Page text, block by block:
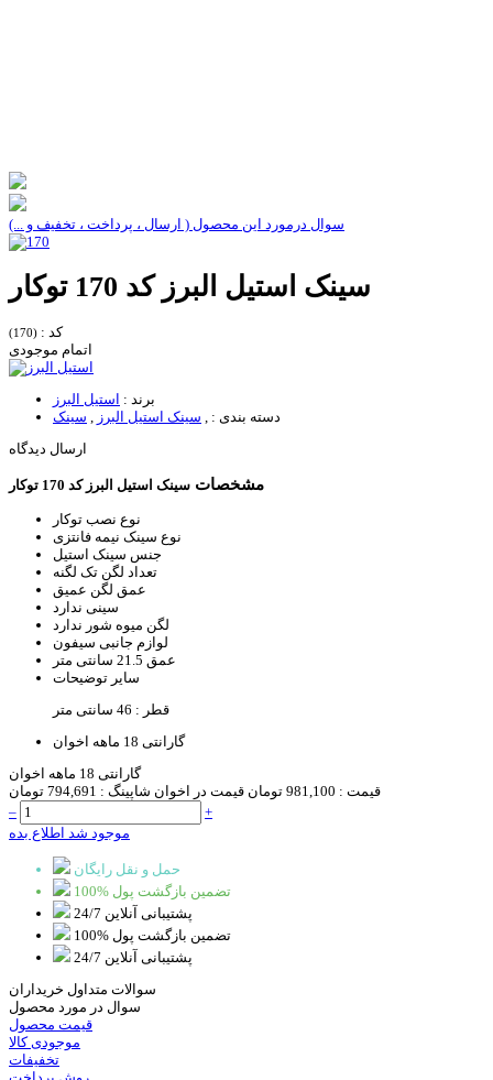
سوال درمورد این محصول ( ارسال ، پرداخت ، تخفیف و ...)
سینک استیل البرز کد 170 توکار
کد : (170)
اتمام موجودی
برند : استیل البرز
دسته بندی :
سینک استیل البرز
سینک
ارسال دیدگاه
مشخصات سینک استیل البرز کد 170 توکار
نوع نصب توکار
نوع سینک نیمه فانتزی
جنس سینک استیل
تعداد لگن تک لگنه
عمق لگن عمیق
سینی ندارد
لگن میوه شور ندارد
لوازم جانبی سیفون
عمق 21.5 سانتی متر
سایر توضیحات
قطر : 46 سانتی متر
گارانتی 18 ماهه اخوان
گارانتی 18 ماهه اخوان
قیمت : 981,100 تومان قیمت در اخوان شاپینگ : 794,691 تومان
–
+
موجود شد اطلاع بده
حمل و نقل رایگان
100% تضمین بازگشت پول
پشتیبانی آنلاین 24/7
100% تضمین بازگشت پول
پشتیبانی آنلاین 24/7
سوالات متداول خریداران
سوال در مورد محصول
قیمت محصول
موجودی کالا
تخفیفات